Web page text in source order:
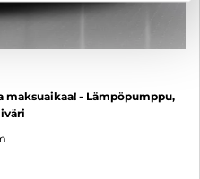
- Lämpöpumppu,